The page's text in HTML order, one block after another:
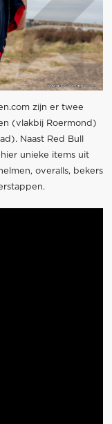
zijn er twee
(vlakbij Roermond)
Naast Red Bull
unieke items uit
overalls, bekers